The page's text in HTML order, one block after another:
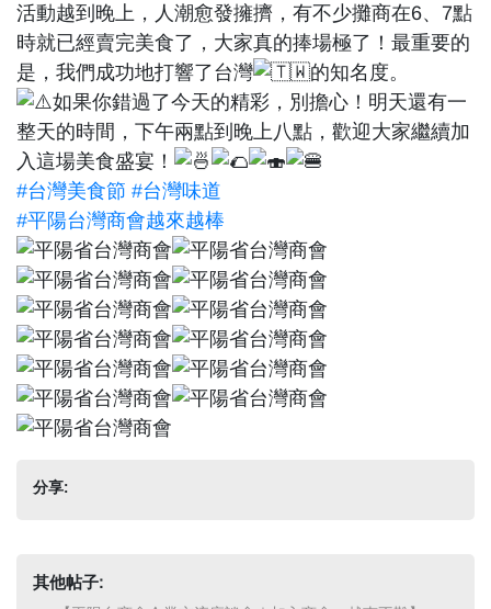
活動越到晚上，人潮愈發擁擠，有不少攤商在6、7點
時就已經賣完美食了，大家真的捧場極了！最重要的
是，我們成功地打響了台灣
的知名度。
如果你錯過了今天的精彩，別擔心！明天還有一
整天的時間，下午兩點到晚上八點，歡迎大家繼續加
入這場美食盛宴！
#台灣美食節 #台灣味道
#平陽台灣商會越來越棒
分享:
其他帖子: